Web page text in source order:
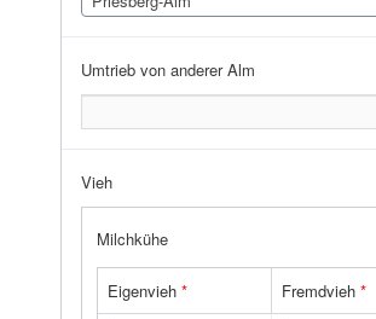
Umtrieb von anderer Alm
Vieh
Milchkühe
Eigenvieh* Fremdvieh*